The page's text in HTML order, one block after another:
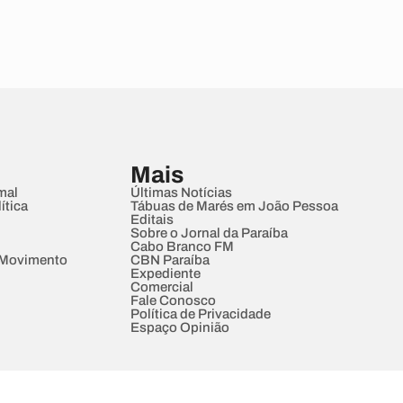
Mais
Últimas Notícias
Tábuas de Marés em João Pessoa
Editais
Sobre o Jornal da Paraíba
Cabo Branco FM
CBN Paraíba
Expediente
Comercial
Fale Conosco
Política de Privacidade
Espaço Opinião